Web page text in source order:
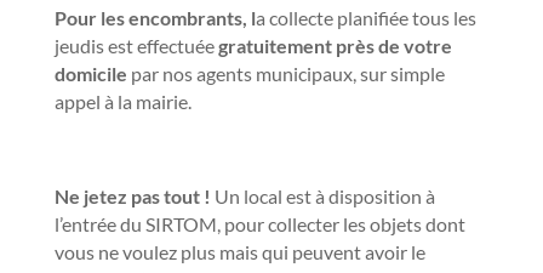
Pour les encombrants, la collecte planifiée tous les
jeudis est effectuéegratuitement près de votre
domicile par nos agents municipaux, sur simple
appel à la mairie.
Ne jetez pas tout ! Un local est à disposition à
l’entrée du SIRTOM, pour collecter les objets dont
vous ne voulez plus mais qui peuvent avoir le